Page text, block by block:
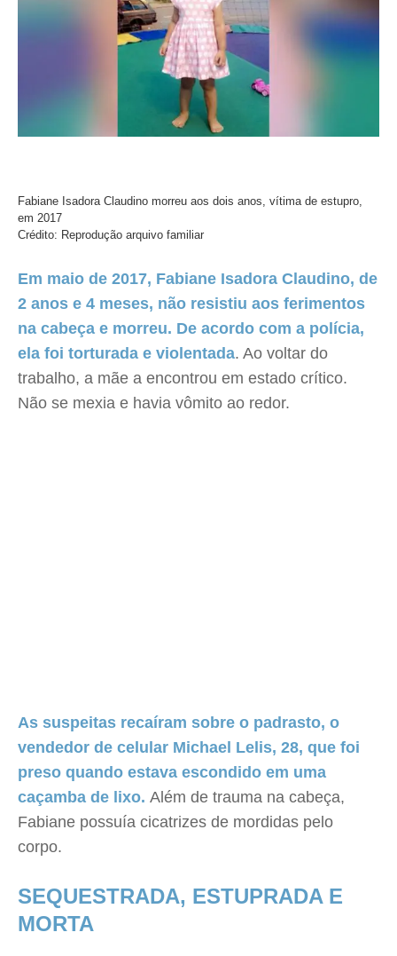
Fabiane Isadora Claudino morreu aos dois anos, vítima de estupro,
em 2017
Crédito: Reprodução arquivo familiar
Em maio de 2017, Fabiane Isadora Claudino, de
2 anos e 4 meses, não resistiu aos ferimentos
na cabeça e morreu. De acordo com a polícia,
ela foi torturada e violentada. Ao voltar do
trabalho, a mãe a encontrou em estado crítico.
Não se mexia e havia vômito ao redor.
As suspeitas recaíram sobre o padrasto, o
vendedor de celular Michael Lelis, 28, que foi
preso quando estava escondido em uma
caçamba de lixo. Além de trauma na cabeça,
Fabiane possuía cicatrizes de mordidas pelo
corpo.
SEQUESTRADA, ESTUPRADA E
MORTA